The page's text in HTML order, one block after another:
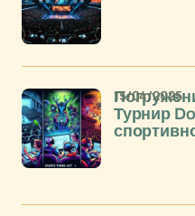
Турнир
15/04/2025